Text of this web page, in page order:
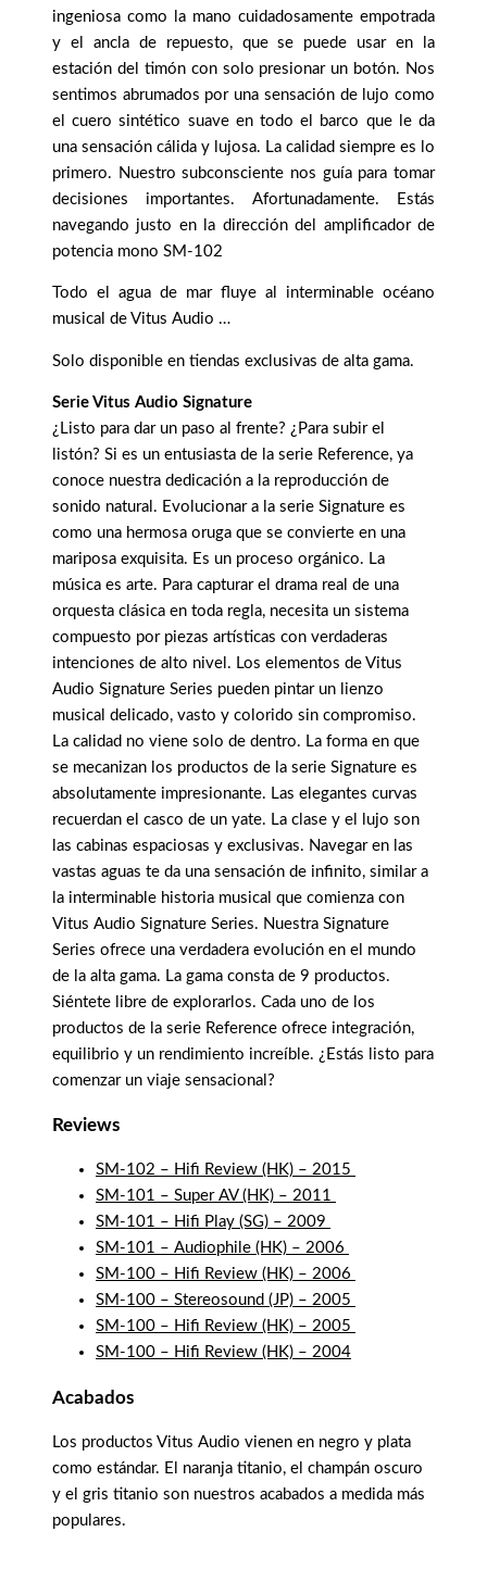
ingeniosa como la mano cuidadosamente empotrada
y el ancla de repuesto, que se puede usar en la
estación del timón con solo presionar un botón. Nos
sentimos abrumados por una sensación de lujo como
el cuero sintético suave en todo el barco que le da
una sensación cálida y lujosa. La calidad siempre es lo
primero. Nuestro subconsciente nos guía para tomar
decisiones importantes. Afortunadamente. Estás
navegando justo en la dirección del amplificador de
potencia mono SM-102
Todo el agua de mar fluye al interminable océano
musical de Vitus Audio …
Solo disponible en tiendas exclusivas de alta gama.
Serie Vitus Audio Signature
¿Listo para dar un paso al frente? ¿Para subir el
listón? Si es un entusiasta de la serie Reference, ya
conoce nuestra dedicación a la reproducción de
sonido natural. Evolucionar a la serie Signature es
como una hermosa oruga que se convierte en una
mariposa exquisita. Es un proceso orgánico. La
música es arte. Para capturar el drama real de una
orquesta clásica en toda regla, necesita un sistema
compuesto por piezas artísticas con verdaderas
intenciones de alto nivel. Los elementos de Vitus
Audio Signature Series pueden pintar un lienzo
musical delicado, vasto y colorido sin compromiso.
La calidad no viene solo de dentro. La forma en que
se mecanizan los productos de la serie Signature es
absolutamente impresionante. Las elegantes curvas
recuerdan el casco de un yate. La clase y el lujo son
las cabinas espaciosas y exclusivas. Navegar en las
vastas aguas te da una sensación de infinito, similar a
la interminable historia musical que comienza con
Vitus Audio Signature Series. Nuestra Signature
Series ofrece una verdadera evolución en el mundo
de la alta gama. La gama consta de 9 productos.
Siéntete libre de explorarlos. Cada uno de los
productos de la serie Reference ofrece integración,
equilibrio y un rendimiento increíble. ¿Estás listo para
comenzar un viaje sensacional?
Reviews
SM-102 – Hifi Review (HK) – 2015
SM-101 – Super AV (HK) – 2011
SM-101 – Hifi Play (SG) – 2009
SM-101 – Audiophile (HK) – 2006
SM-100 – Hifi Review (HK) – 2006
SM-100 – Stereosound (JP) – 2005
SM-100 – Hifi Review (HK) – 2005
SM-100 – Hifi Review (HK) – 2004
Acabados
Los productos Vitus Audio vienen en negro y plata
como estándar. El naranja titanio, el champán oscuro
y el gris titanio son nuestros acabados a medida más
populares.